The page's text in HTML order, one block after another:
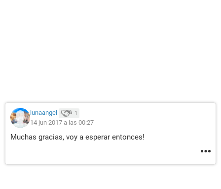
lunaangel 1
14 jun 2017 a las 00:27
Muchas gracias, voy a esperar entonces!